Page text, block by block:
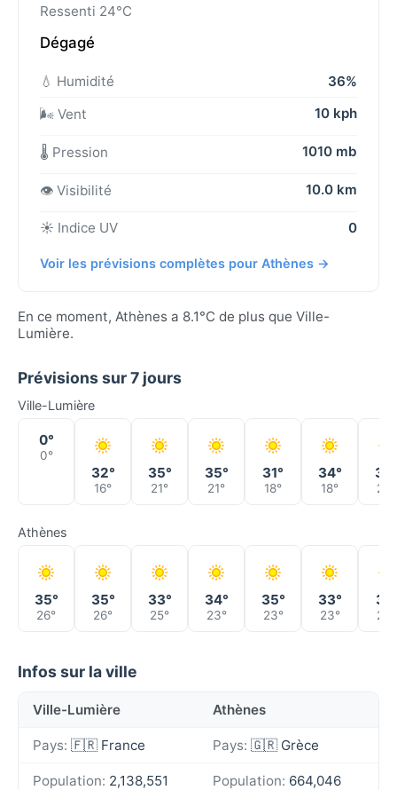
Ressenti 24°C
Dégagé
💧 Humidité
36%
🌬️ Vent
10 kph
🌡️ Pression 1010 mb
👁️ Visibilité 10.0 km
☀️ Indice UV 0
Voir les prévisions complètes pour Athènes →
En ce moment, Athènes a 8.1°C de plus que Ville-
Lumière.
Prévisions sur 7 jours
Ville-Lumière
0°
0°
32°
16°
35°
21°
35°
21°
31°
18°
34°
18° 22°
Athènes
35°
26°
35°
26°
33°
25°
34°
23°
35°
23°
33°
23°
31°
23°
Infos sur la ville
Ville-Lumière Athènes
Pays: 🇫🇷 France Pays: 🇬🇷 Grèce
Population: 2,138,551 Population: 664,046